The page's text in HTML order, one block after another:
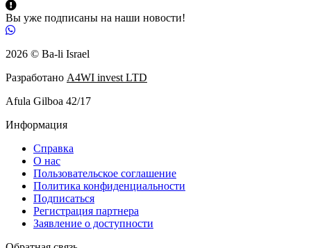
Вы уже подписаны на наши новости!
2026 © Ba-li Israel
Разработано A4WI invest LTD
Afula Gilboa 42/17
Информация
Справка
О нас
Пользовательское соглашение
Политика конфиденциальности
Подписаться
Регистрация партнера
Заявление о доступности